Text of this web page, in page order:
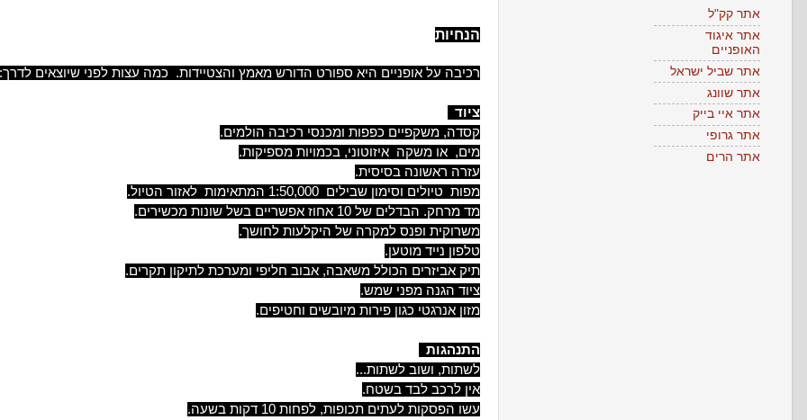
הנחיות
רכיבה על אופניים היא ספורט הדורש מאמץ והצטיידות. כמה עצות לפני שיוצאים לדרך:
ציוד
קסדה, משקפיים כפפות ומכנסי רכיבה הולמים.
מים, או משקה איזוטוני, בכמויות מספיקות.
עזרה ראשונה בסיסית.
מפות טיולים וסימון שבילים 1:50,000 המתאימות לאזור הטיול.
מד מרחק. הבדלים של 10 אחוז אפשריים בשל שונות מכשירים.
משרוקית ופנס למקרה של היקלעות לחושך.
טלפון נייד מוטען.
תיק אביזרים הכולל משאבה, אבוב חליפי ומערכת לתיקון תקרים.
ציוד הגנה מפני שמש.
מזון אנרגטי כגון פירות מיובשים וחטיפים.
התנהגות
לשתות, ושוב לשתות...
אין לרכב לבד בשטח.
עשו הפסקות לעתים תכופות, לפחות 10 דקות בשעה.
אתר קק"ל
אתר איגוד
האופניים
אתר שביל ישראל
אתר שוונג
אתר איי בייק
אתר גרופי
אתר הרים